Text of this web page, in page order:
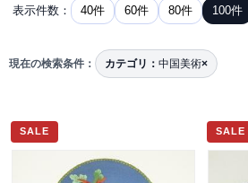
表示件数： 40件 60件 80件 100件
現在の検索条件： カテゴリ： 中国美術×
SALE SALE